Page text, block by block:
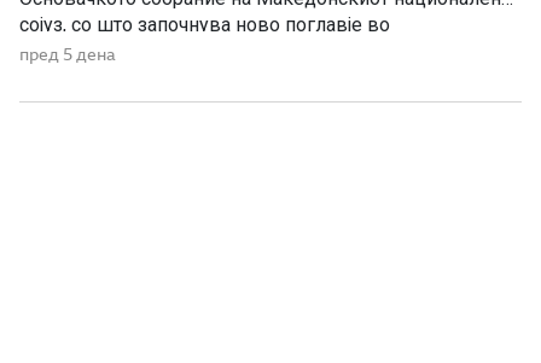
сојуз, со што започнува ново поглавје во
организираното дејствување на македонската
Сојуз се обединија 29 од вкупно 34 активни
пред 5 дена